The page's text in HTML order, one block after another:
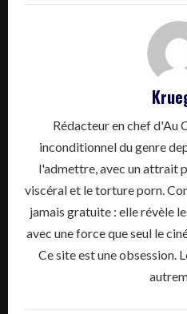
Rédacteur en chef d'Au
inconditionnel du genre
l'admettre, avec un attrait
viscéral et le torture porn.
jamais gratuite : elle révèle
avec une force que seul le
Ce site est une obsession.